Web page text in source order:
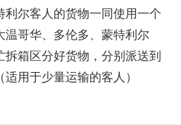
利尔客人的货物一同使用一个
温哥华、多伦多、蒙特利尔
箱区分好货物，分别派送到
用于少量运输的客人）